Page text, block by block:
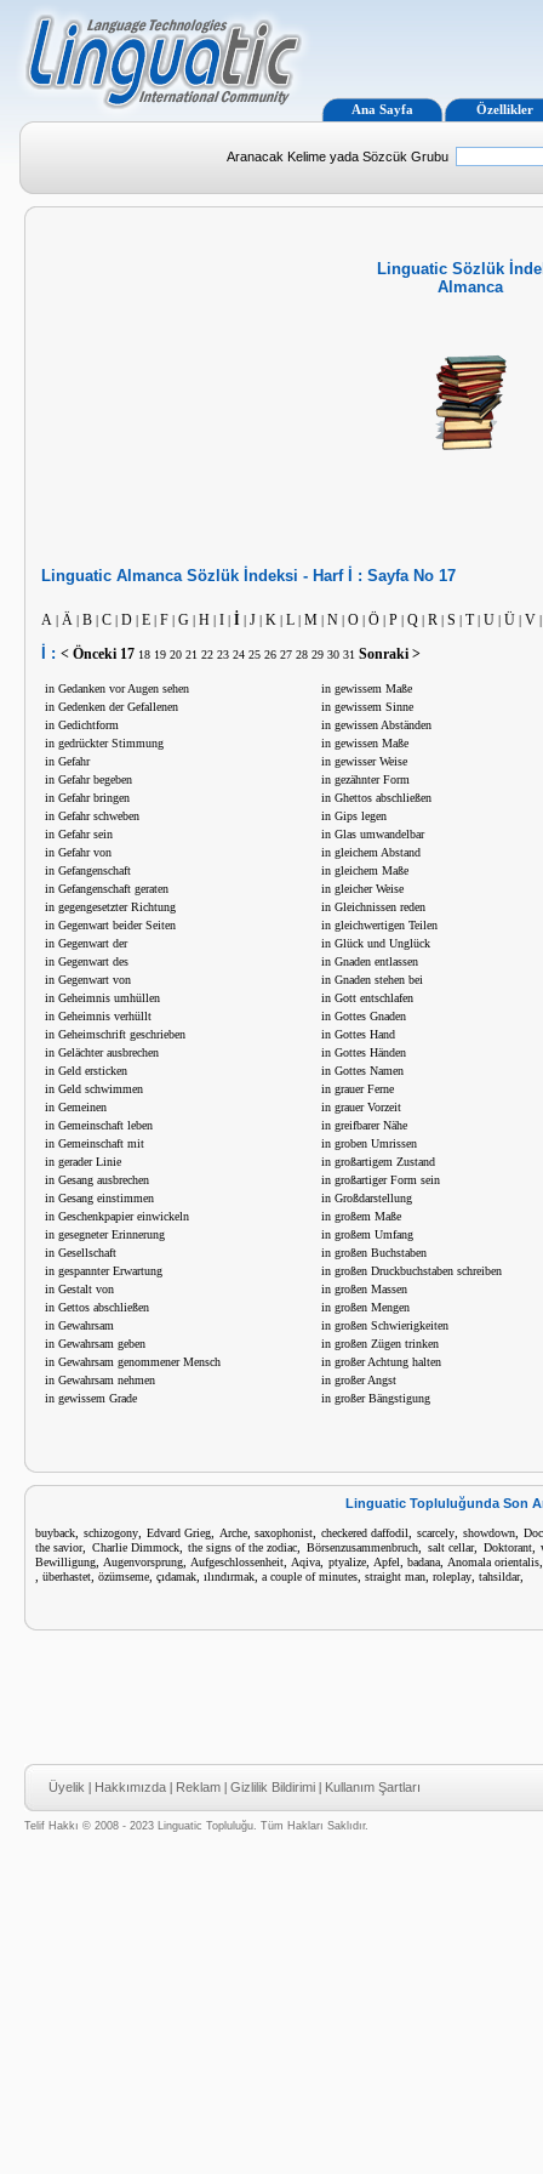
Ana Sayfa Özellikler
Aranacak Kelime yada Sözcük Grubu
Linguatic Sözlük
Almanca
Linguatic Almanca Sözlük İndeksi - Harf İ : Sayfa No 17
A | Ä | B | C | D | E | F | G | H | I | İ | J | K | L | M | N | O | Ö | P | Q | R | S | T| U | Ü | V
İ : < Önceki 17 18 19 20 21 22 23 24 25 26 27 28 29 30 31 Sonraki >
in Gedanken vor Augen sehen
in Gedenken der Gefallenen
in Gedichtform
in gedrückter Stimmung
in Gefahr
in Gefahr begeben
in Gefahr bringen
in Gefahr schweben
in Gefahr sein
in Gefahr von
in Gefangenschaft
in Gefangenschaft geraten
in gegengesetzter Richtung
in Gegenwart beider Seiten
in Gegenwart der
in Gegenwart des
in Gegenwart von
in Geheimnis umhüllen
in Geheimnis verhüllt
in Geheimschrift geschrieben
in Gelächter ausbrechen
in Geld ersticken
in Geld schwimmen
in Gemeinen
in Gemeinschaft leben
in Gemeinschaft mit
in gerader Linie
in Gesang ausbrechen
in Gesang einstimmen
in Geschenkpapier einwickeln
in gesegneter Erinnerung
in Gesellschaft
in gespannter Erwartung
in Gestalt von
in Gettos abschließen
in Gewahrsam
in Gewahrsam geben
in Gewahrsam genommener Mensch
in Gewahrsam nehmen
in gewissem Grade
in gewissem Maße
in gewissem Sinne
in gewissen Abständen
in gewissen Maße
in gewisser Weise
in gezähnter Form
in Ghettos abschließen
in Gips legen
in Glas umwandelbar
in gleichem Abstand
in gleichem Maße
in gleicher Weise
in Gleichnissen reden
in gleichwertigen Teilen
in Glück und Unglück
in Gnaden entlassen
in Gnaden stehen bei
in Gott entschlafen
in Gottes Gnaden
in Gottes Hand
in Gottes Händen
in Gottes Namen
in grauer Ferne
in grauer Vorzeit
in greifbarer Nähe
in groben Umrissen
in großartigem Zustand
in großartiger Form sein
in Großdarstellung
in großem Maße
in großem Umfang
in großen Buchstaben
in großen Druckbuchstaben schreiben
in großen Massen
in großen Mengen
in großen Schwierigkeiten
in großen Zügen trinken
in großer Achtung halten
in großer Angst
in großer Bängstigung
Linguatic Topluluğunda Son
buyback schizogony, Edvard Grieg, Arche,saxophonist ,checkered daffodil ,scarcely ,showdown
the savior, Charlie Dimmock,the signs of the zodiac ,Börsenzusammenbruch salt cellar, Doktorant,
Bewilligung
Augenvorsprung Aufgeschlossenheit Aqiva ptyalize, Apfel badana, Anomala orientalis
überhastet özümseme çıdamak ılındırmak a couple of minutes straight man roleplay tahsildar,
Üyelik | Hakkımızda | Reklam | Gizlilik Bildirimi | Kullanım Şartları
Telif Hakkı © 2008 - 2023 Linguatic Topluluğu. Tüm Hakları Saklıdır.